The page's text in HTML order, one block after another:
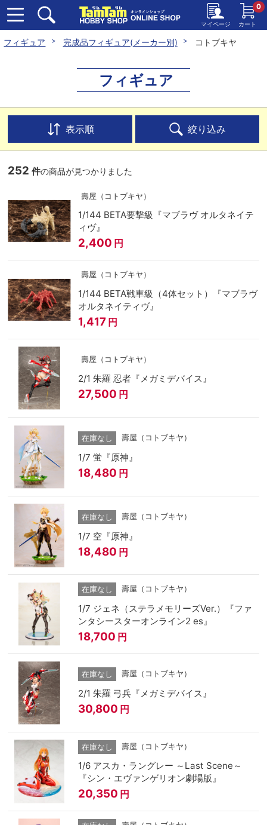
マイページ カート
0
フィギュア 完成品フィギュア(メーカー別) コトブキヤ
フィギュア
表示順 絞り込み
252 件の商品が見つかりました
壽屋（コトブキヤ）
1/144 BETA要撃級『マブラヴ オルタネイテ
ィヴ』
2,400 円
壽屋（コトブキヤ）
1/144 BETA戦車級（4体セット）『マブラヴ
オルタネイティヴ』
1,417 円
壽屋（コトブキヤ）
2/1 朱羅 忍者『メガミデバイス』
27,500 円
在庫なし 壽屋（コトブキヤ）
1/7 蛍『原神』
18,480 円
在庫なし 壽屋（コトブキヤ）
1/7 空『原神』
18,480 円
在庫なし 壽屋（コトブキヤ）
1/7 ジェネ（ステラメモリーズVer.）『ファ
ンタシースターオンライン2 es』
18,700 円
在庫なし 壽屋（コトブキヤ）
2/1 朱羅 弓兵『メガミデバイス』
30,800 円
在庫なし 壽屋（コトブキヤ）
1/6 アスカ・ラングレー ～Last Scene～
『シン・エヴァンゲリオン劇場版』
20,350 円